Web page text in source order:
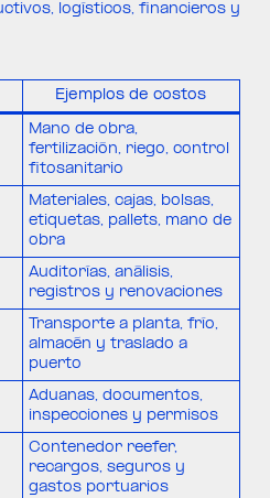
logísticos, financieros y
Ejemplos de costos
Mano de obra,
fertilización, riego, control
fitosanitario
Materiales, cajas, bolsas,
etiquetas, pallets, mano de
obra
Auditorías, análisis,
registros y renovaciones
Transporte a planta, frío,
almacén y traslado a
puerto
Aduanas, documentos,
inspecciones y permisos
Contenedor reefer,
recargos, seguros y
gastos portuarios